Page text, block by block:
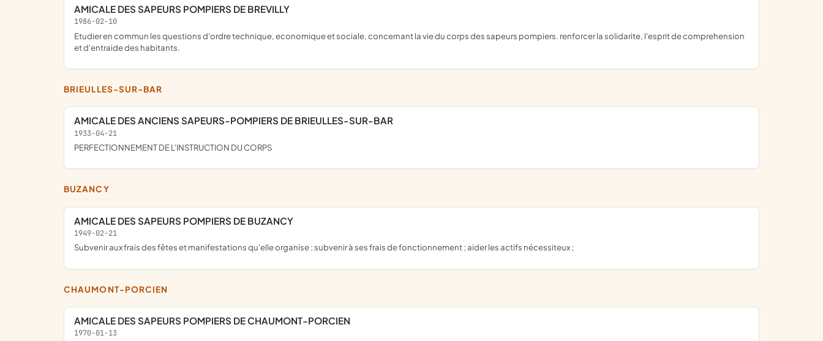
AMICALE DES SAPEURS POMPIERS DE BREVILLY
1986-02-10
etudier en commun les questions d'ordre technique, economique et sociale, concernant la vie du corps des sapeurs pompiers. renforcer la solidarite, l'esprit de comprehension
et d'entraide des habitants.
BRIEULLES-SUR-BAR
AMICALE DES ANCIENS SAPEURS-POMPIERS DE BRIEULLES-SUR-BAR
1933-04-21
PERFECTIONNEMENT DE L'INSTRUCTION DU CORPS
BUZANCY
AMICALE DES SAPEURS POMPIERS DE BUZANCY
1949-02-21
subvenir aux frais des fêtes et manifestations qu'elle organise ; subvenir à ses frais de fonctionnement ; aider les actifs nécessiteux ;
CHAUMONT-PORCIEN
AMICALE DES SAPEURS POMPIERS DE CHAUMONT-PORCIEN
1970-01-13